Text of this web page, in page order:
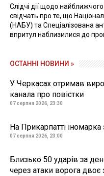
Слідчі дії щодо
свідчать про те, що
(НАБУ) та Спеціалізована
впритул наблизилися до
ОСТАННІ НОВИНИ »
У Черкасах отримав
канала про повістки
07 серпня 2026, 23:30
На Прикарпатті
07 серпня 2026, 23:00
Близько 50 ударів за
через атаки ворога двоє